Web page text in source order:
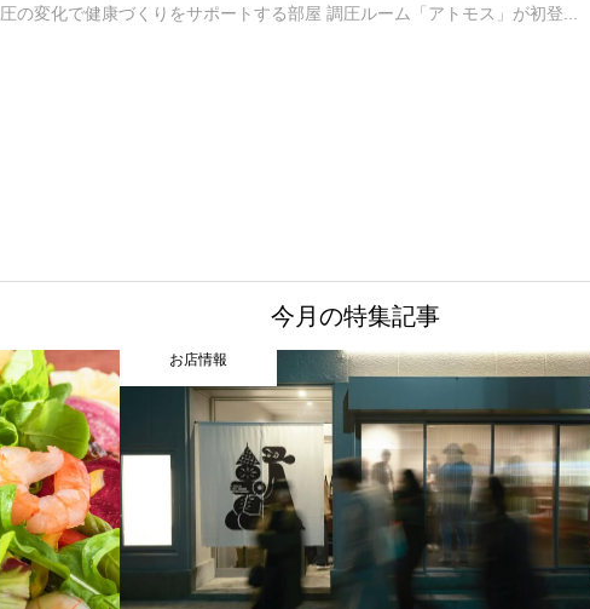
圧の変化で健康づくりをサポートする部屋 調圧ルーム「アトモス」が初登...
今月の特集記事
お店情報